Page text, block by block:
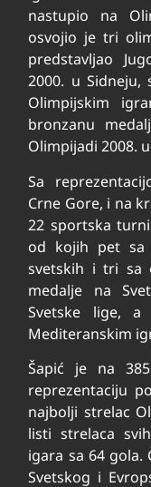
nastupio na
osvojio je tri
predstavljao
2000. u
Olimpijskim
bronzanu
Olimpijadi 2008.
Sa
Crne Gore, i na
22 sportska
od kojih pet sa
svetskih i tri sa
medalje na
Svetske lige,
Mediteranskim
Šapić je na
reprezentaciju
najbolji strelac
listi strelaca
igara sa 64
Svetskog i